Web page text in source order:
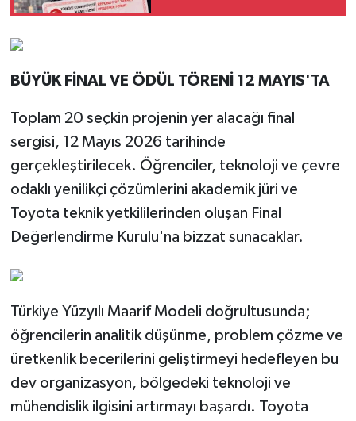
BÜYÜK FİNAL VE ÖDÜL TÖRENİ 12 MAYIS'TA
Toplam 20 seçkin projenin yer alacağı final
sergisi, 12 Mayıs 2026 tarihinde
gerçekleştirilecek. Öğrenciler, teknoloji ve çevre
odaklı yenilikçi çözümlerini akademik jüri ve
Toyota teknik yetkililerinden oluşan Final
Değerlendirme Kurulu'na bizzat sunacaklar.
Türkiye Yüzyılı Maarif Modeli doğrultusunda;
öğrencilerin analitik düşünme, problem çözme ve
üretkenlik becerilerini geliştirmeyi hedefleyen bu
dev organizasyon, bölgedeki teknoloji ve
mühendislik ilgisini artırmayı başardı. Toyota